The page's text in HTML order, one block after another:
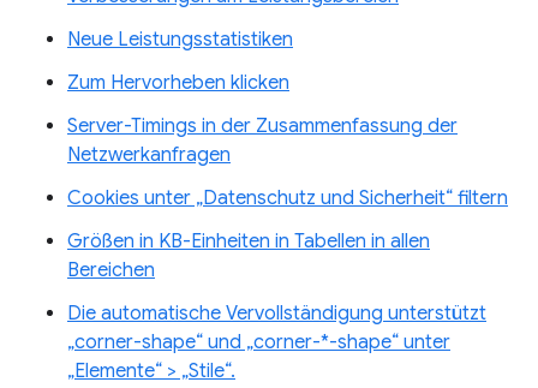
Neue Leistungsstatistiken
Zum Hervorheben klicken
Server-Timings in der Zusammenfassung der
Netzwerkanfragen
Cookies unter „Datenschutz und Sicherheit“ filtern
Größen in KB-Einheiten in Tabellen in allen
Bereichen
Die automatische Vervollständigung unterstützt
„corner-shape“ und „corner-*-shape“ unter
„Elemente“ > „Stile“.